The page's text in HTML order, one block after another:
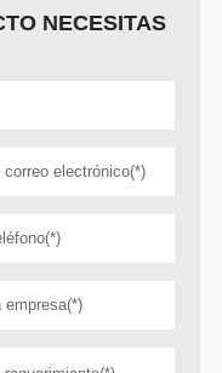
NECESITAS